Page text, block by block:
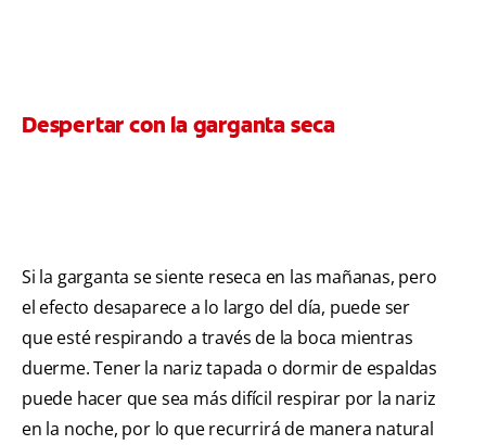
Despertar con la garganta seca
Si la garganta se siente reseca en las mañanas, pero
el efecto desaparece a lo largo del día, puede ser
que esté respirando a través de la boca mientras
duerme. Tener la nariz tapada o dormir de espaldas
puede hacer que sea más difícil respirar por la nariz
en la noche, por lo que recurrirá de manera natural